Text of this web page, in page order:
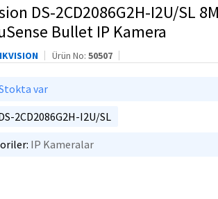
DS-2CD2086G2H-I2U/SL
Bullet IP Kamera
Ürün No: 50507
var
2CD2086G2H-I2U/SL
IP Kameralar